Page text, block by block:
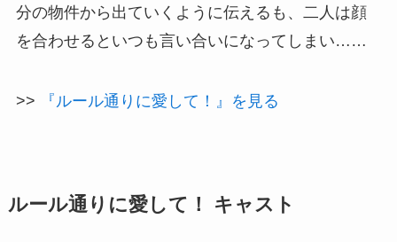
分の物件から出ていくように伝えるも、二人は顔
を合わせるといつも言い合いになってしまい……
>> 『ルール通りに愛して！』を見る
ルール通りに愛して！ キャスト